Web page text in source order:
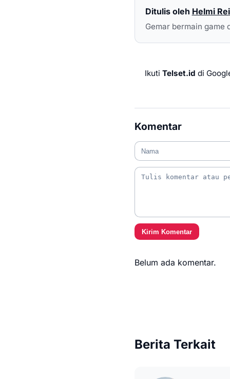
Ditulis oleh Helmi
Gemar bermain game
Ikuti Telset.id di
Komentar
Kirim Komentar
Belum ada komentar.
Berita Terkait